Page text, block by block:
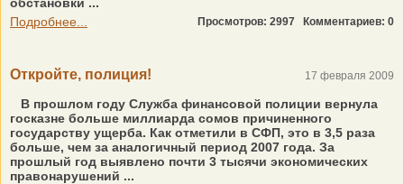
Подробнее...
Просмотров: 2997 Комментариев: 0
Откройте, полиция! 17 февраля 2009
В прошлом году Служба финансовой полиции вернула
госказне больше миллиарда сомов причиненного
государству ущерба. Как отметили в СФП, это в 3,5 раза
больше, чем за аналогичный период 2007 года. За
прошлый год выявлено почти 3 тысячи экономических
правонарушений ...